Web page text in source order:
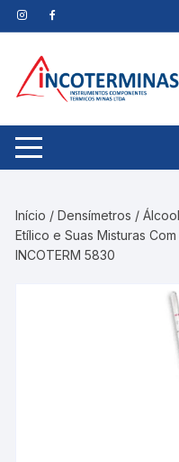
Pular
para
conteúdo
Início /Densímetros /
Etílico e Suas Misturas
INCOTERM 5830